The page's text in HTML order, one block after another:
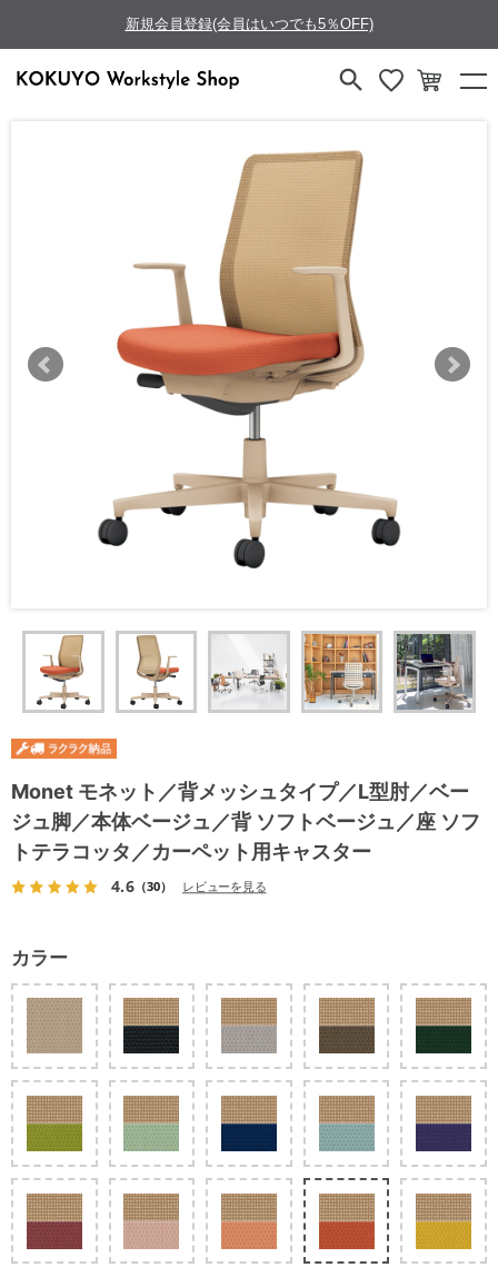
新規会員登録(会員はいつでも5％OFF)
Monet モネット／背メッシュタイプ／L型肘／ベー
ジュ脚／本体ベージュ／背 ソフトベージュ／座 ソフ
トテラコッタ／カーペット用キャスター
4.6（30） レビューを見る
カラー